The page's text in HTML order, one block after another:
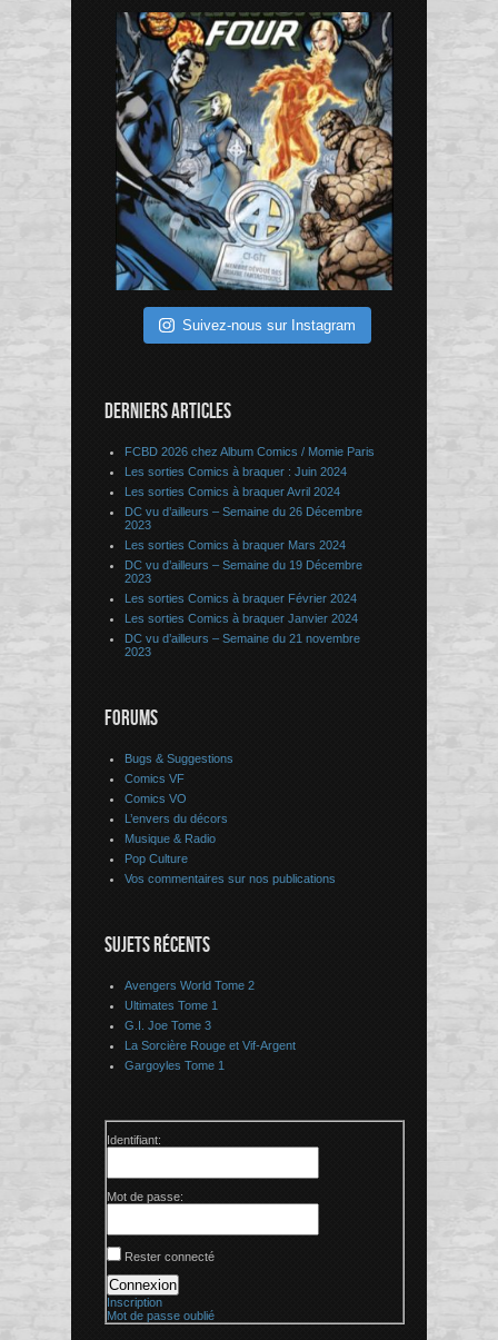
Suivez-nous sur Instagram
DERNIERS ARTICLES
FCBD 2026 chez Album Comics / Momie Paris
Les sorties Comics à braquer : Juin 2024
Les sorties Comics à braquer Avril 2024
DC vu d’ailleurs – Semaine du 26 Décembre
2023
Les sorties Comics à braquer Mars 2024
DC vu d’ailleurs – Semaine du 19 Décembre
2023
Les sorties Comics à braquer Février 2024
Les sorties Comics à braquer Janvier 2024
DC vu d’ailleurs – Semaine du 21 novembre
2023
FORUMS
Bugs & Suggestions
Comics VF
Comics VO
L’envers du décors
Musique & Radio
Pop Culture
Vos commentaires sur nos publications
SUJETS RÉCENTS
Avengers World Tome 2
Ultimates Tome 1
G.I. Joe Tome 3
La Sorcière Rouge et Vif-Argent
Gargoyles Tome 1
Identifiant:
Mot de passe:
Rester connecté
Connexion
Inscription
Mot de passe oublié